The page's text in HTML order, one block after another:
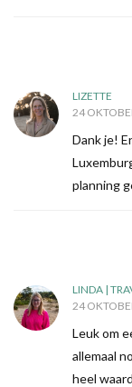
LIZETTE
24
Dank je!
planning
LINDA |
24
Leuk om
allemaal
heel